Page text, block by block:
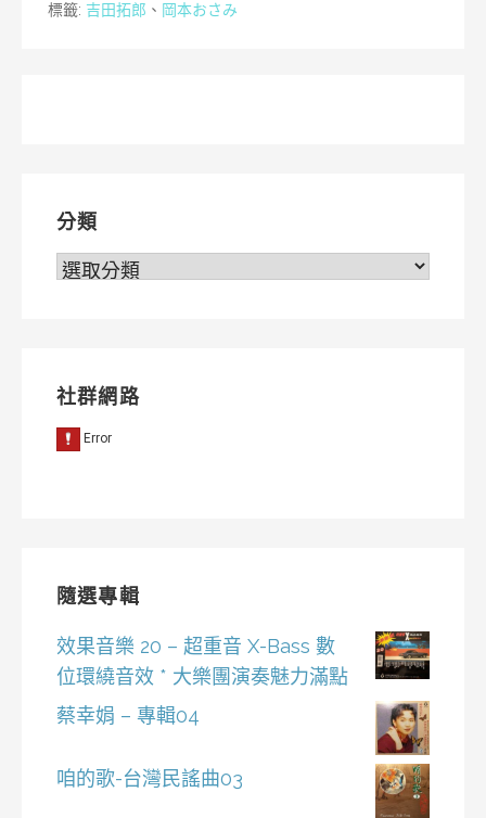
標籤: 吉田拓郎 、 岡本おさみ
分類
分
社群網路
隨選專輯
效果音樂 20 – 超重音 X-Bass 數
位環繞音效 * 大樂團演奏魅力滿點
蔡幸娟 – 專輯04
咱的歌-台灣民謠曲03